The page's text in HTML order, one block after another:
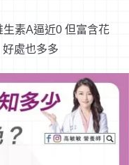
素A逼近0 但富含花
處也多多